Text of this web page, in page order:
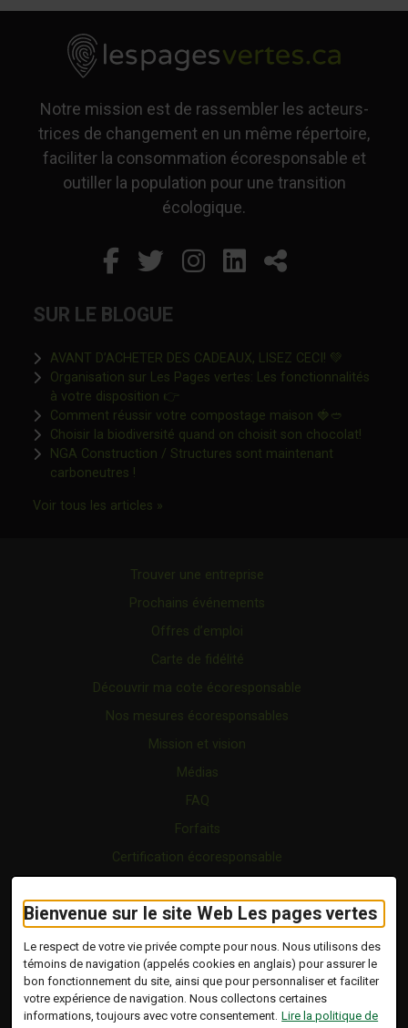
Bienvenue sur le site Web Les pages vertes
Le respect de votre vie privée compte pour nous. Nous utilisons des
témoins de navigation (appelés cookies en anglais) pour assurer le
bon fonctionnement du site, ainsi que pour personnaliser et faciliter
votre expérience de navigation. Nous collectons certaines
informations, toujours avec votre consentement. Lire la politique de
Notre mission est de rassembler les acteurs-
trices de changement en un même répertoire,
faciliter la consommation écoresponsable et
outiller la population pour une transition
écologique.
Facebook
Ce lien s'ouvrira dans
Twitter
Ce lien s'ouvrira
Instagram
Ce lien s'ouvrira
LinkedIn
Ce lien
Partager
SUR LE BLOGUE
AVANT D’ACHETER DES CADEAUX, LISEZ CECI! 💚
Organisation sur Les Pages vertes: Les fonctionnalités
à votre disposition 👉Ce lien s'ouvrira dans une nouvelle
Comment réussir votre compostage maison 🍓🥙
Choisir la biodiversité quand on choisit son chocolat!Ce lien
NGA Construction / Structures sont maintenant
carboneutres !Ce lien s'ouvrira dans une nouvelle fenêtre"
Voir tous les articles »Ce lien s'ouvrira dans une nouvelle
Trouver une entreprise
Prochains événements
Offres d’emploi
Carte de fidélité
Découvrir ma cote écoresponsable
Nos mesures écoresponsables
Mission et vision
Médias
FAQ
Forfaits
Certification écoresponsable
Vidéo
Blogue
Copyright © 2026 Tous droits réservés.
Les Pages Vertes | Répertoire d'entreprises
écoresponsables.